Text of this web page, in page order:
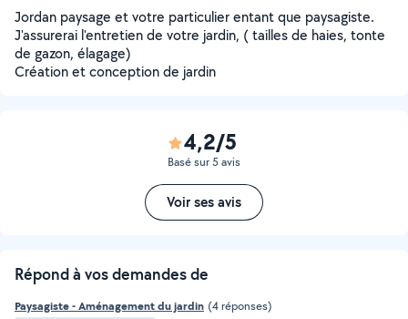
Jordan paysage et votre particulier entant que paysagiste.
J'assurerai l'entretien de votre jardin, ( tailles de haies, tonte
de gazon, élagage)
Création et conception de jardin
4,2/5
Basé sur 5 avis
Voir ses avis
Répond à vos demandes de
Paysagiste - Aménagement du jardin (4 réponses)